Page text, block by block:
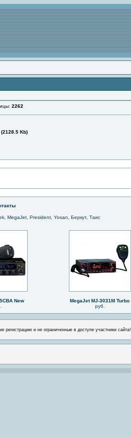
2262
(2128.5 Kb)
MegaJet President Yosan Беркут, Таис
New
MegaJet MJ-3031M Turbo
руб.
регистрацию и не ограниченные в доступе участники сайта!